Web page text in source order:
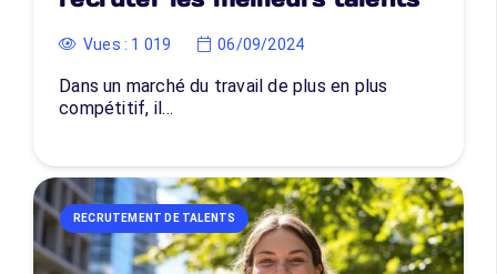
Vues : 1 019 06/09/2024
Dans un marché du travail de plus en plus
compétitif, il…
RECRUTEMENT DE TALENTS